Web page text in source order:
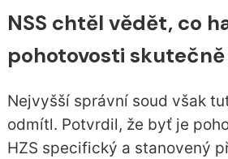
NSS chtěl vědět, co
pohotovosti
Nejvyšší správní soud však
odmítl. Potvrdil, že byť je
HZS specifický a stanovený